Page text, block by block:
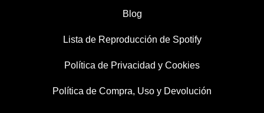
Blog
Lista de Reproducción de Spotify
Política de Privacidad y Cookies
Política de Compra, Uso y Devolución